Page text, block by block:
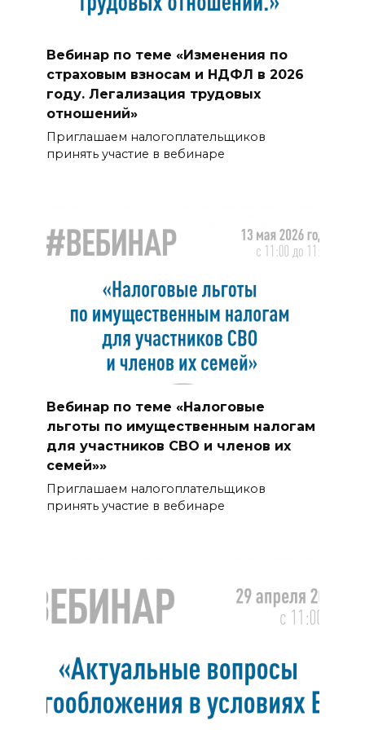
Вебинар по теме «Изменения по
страховым взносам и НДФЛ в 2026
году. Легализация трудовых
отношений»
Приглашаем налогоплательщиков
принять участие в вебинаре
Вебинар по теме «Налоговые
льготы по имущественным налогам
для участников СВО и членов их
семей»»
Приглашаем налогоплательщиков
принять участие в вебинаре